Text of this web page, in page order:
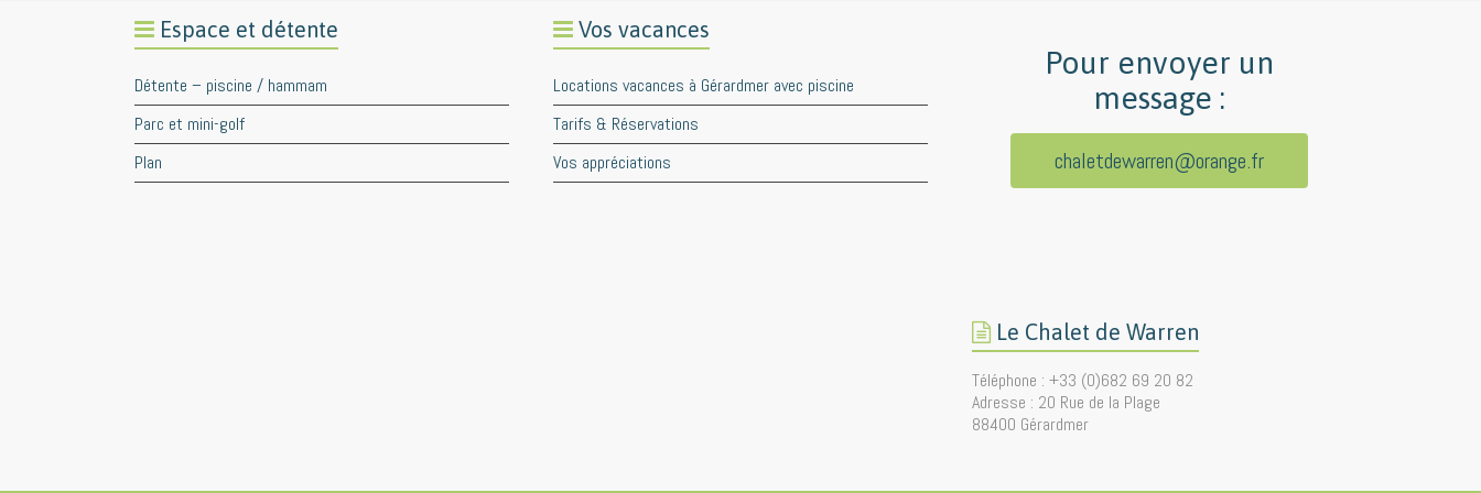
Espace et détente
Détente – piscine / hammam
Parc et mini-golf
Plan
Vos vacances
Locations vacances à Gérardmer avec piscine
Tarifs & Réservations
Vos appréciations
Pour envoyer un
message :
chaletdewarren@orange.fr
Le Chalet de Warren
Téléphone : +33 (0)682 69 20 82
Adresse : 20 Rue de la Plage
88400 Gérardmer